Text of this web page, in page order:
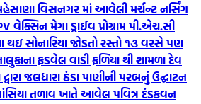
વિસનગર માં આવેલી મર્ચન્ટ નર્સિંગ
મેગા ડ્રાઈવ પ્રોગ્રામ પી.એચ.સી
થઇ સોનારિયા જોડતો રસ્તો ૧૩ વરસે પણ
ફડવેલ વાડી ફળિયા થી શામળા દેવ
જલધારા ઠંડા પાણીની પરબનું ઉદ્ઘાટન
તળાવ ખાતે આવેલ પવિત્ર દંડકવન